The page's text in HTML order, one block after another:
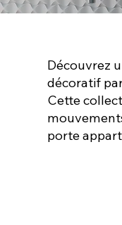
Découvrez
décoratif
Cette
porte